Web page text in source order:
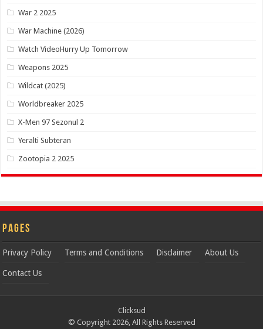
War 2 2025
War Machine (2026)
Watch VideoHurry Up Tomorrow
Weapons 2025
Wildcat (2025)
Worldbreaker 2025
X-Men 97 Sezonul 2
Yeralti Subteran
Zootopia 2 2025
Pages
Privacy Policy Terms and Conditions Disclaimer About Us
Contact Us
Clicksud
© Copyright 2026, All Rights Reserved